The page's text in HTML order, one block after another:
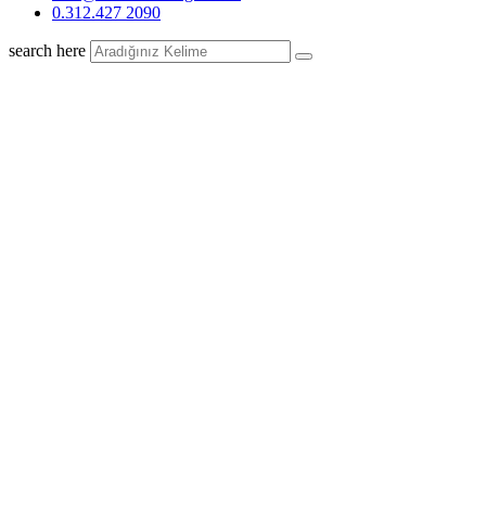
0.312.427 2090
search here